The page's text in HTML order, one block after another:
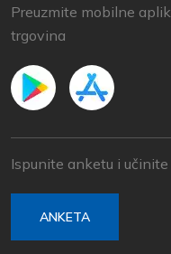
Preuzmite mobilne
trgovina
Ispunite anketu i
ANKETA